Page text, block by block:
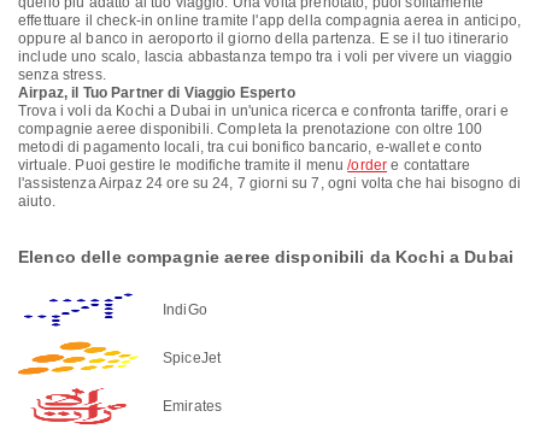
effettuare il check-in online tramite l'app della compagnia aerea in anticipo,
oppure al banco in aeroporto il giorno della partenza. E se il tuo itinerario
include uno scalo, lascia abbastanza tempo tra i voli per vivere un viaggio
senza stress.
Airpaz, il Tuo Partner di Viaggio Esperto
Trova i voli da Kochi a Dubai in un'unica ricerca e confronta tariffe, orari e
compagnie aeree disponibili. Completa la prenotazione con oltre 100
metodi di pagamento locali, tra cui bonifico bancario, e-wallet e conto
virtuale. Puoi gestire le modifiche tramite il menu/order e contattare
l'assistenza Airpaz 24 ore su 24, 7 giorni su 7, ogni volta che hai bisogno di
aiuto.
Elenco delle compagnie aeree disponibili da Kochi a Dubai
IndiGo
SpiceJet
Emirates